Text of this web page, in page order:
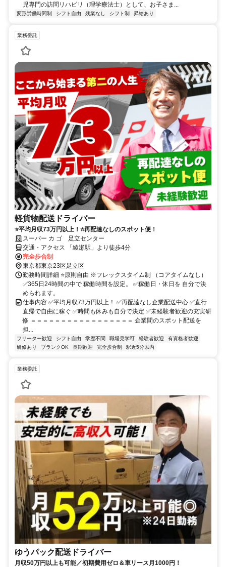
児専門の訪問リハビリ（理学療法士）として、お子さま...
変形労働時間制 シフト自由 残業なし シフト制 昇給あり
業務委託
軽貨物配送ドライバー
⭐平均月収73万円以上！⭐再配達なしのスポット便！
スーパー カ ゴ 足立センター
交通・アクセス 「綾瀬駅」より徒歩4分
完全歩合制
東京都東京23区足立区
勤務時間詳細 ⭐原則自由 ※フレックスタイム制 （コアタイムなし）
✅365日24時間の中で 稼働時間を設定。 ✅稼働日・休日を 自分で決
められます。
仕事内容 ✅平均月収73万円以上！ ✅再配達なし企業配送中心 ✅直行
直帰で自由に稼ぐ ✅時間も休みも自分で決定 ✅未経験者歓迎の充実研
修 ＝＝＝＝＝＝＝＝＝＝＝＝＝＝＝＝＝ 企業間のスポット配送を
担...
フリーター歓迎 シフト自由 学歴不問 職場見学可 経験者歓迎
有資格者歓迎
研修あり
ブランクOK 長期歓迎 完全歩合制 駅近5分以内
業務委託
ゆうパック配送ドライバー
月収50万円以上も可能／初期費用ゼロ＆車リース月1000円！